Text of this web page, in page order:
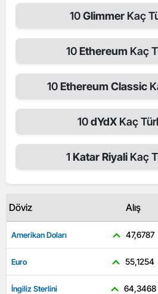
10Glimmer Kaç
10Ethereum Kaç
10Ethereum Classic
10dYdX Kaç
1 Katar Riyali Kaç
Döviz Alış
Amerikan Doları 47,6787
Euro 55,1254
İngiliz Sterlini 64,3468